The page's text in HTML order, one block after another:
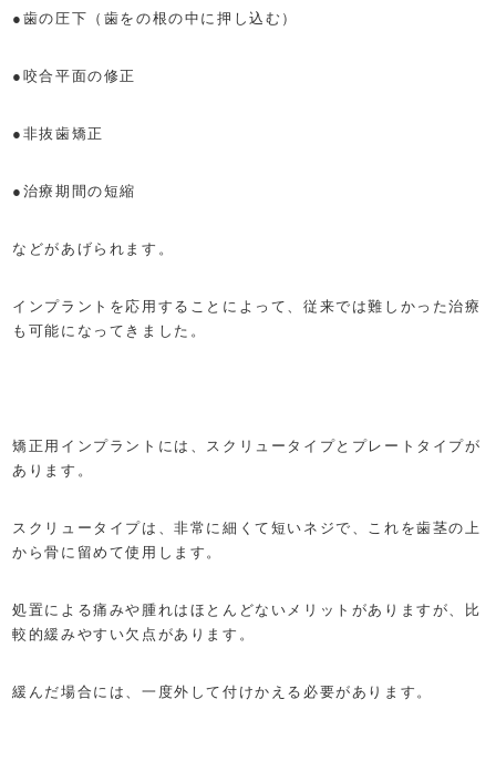
●歯の圧下（歯をの根の中に押し込む）
●咬合平面の修正
●非抜歯矯正
●治療期間の短縮
などがあげられます。
インプラントを応用することによって、従来では難しかった治療
も可能になってきました。
矯正用インプラントには、スクリュータイプとプレートタイプが
あります。
スクリュータイプは、非常に細くて短いネジで、これを歯茎の上
から骨に留めて使用します。
処置による痛みや腫れはほとんどないメリットがありますが、比
較的緩みやすい欠点があります。
緩んだ場合には、一度外して付けかえる必要があります。